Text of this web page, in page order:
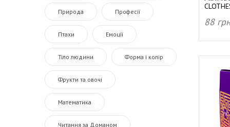
5
88
Природа Професії
Птахи Емоції
Тіло людини Форма і колір
Фрукти та овочі
Математика
Читання за Доманом